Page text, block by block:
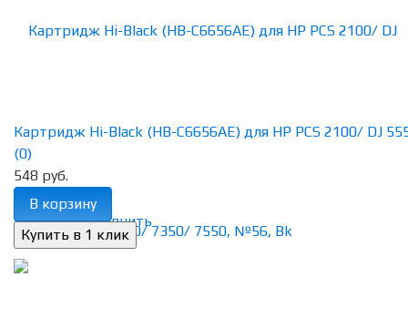
избранное сравнить
Картридж Hi-Black (HB-C6656AE) для HP PCS 2100/ DJ
(0)
548 руб.
В корзину